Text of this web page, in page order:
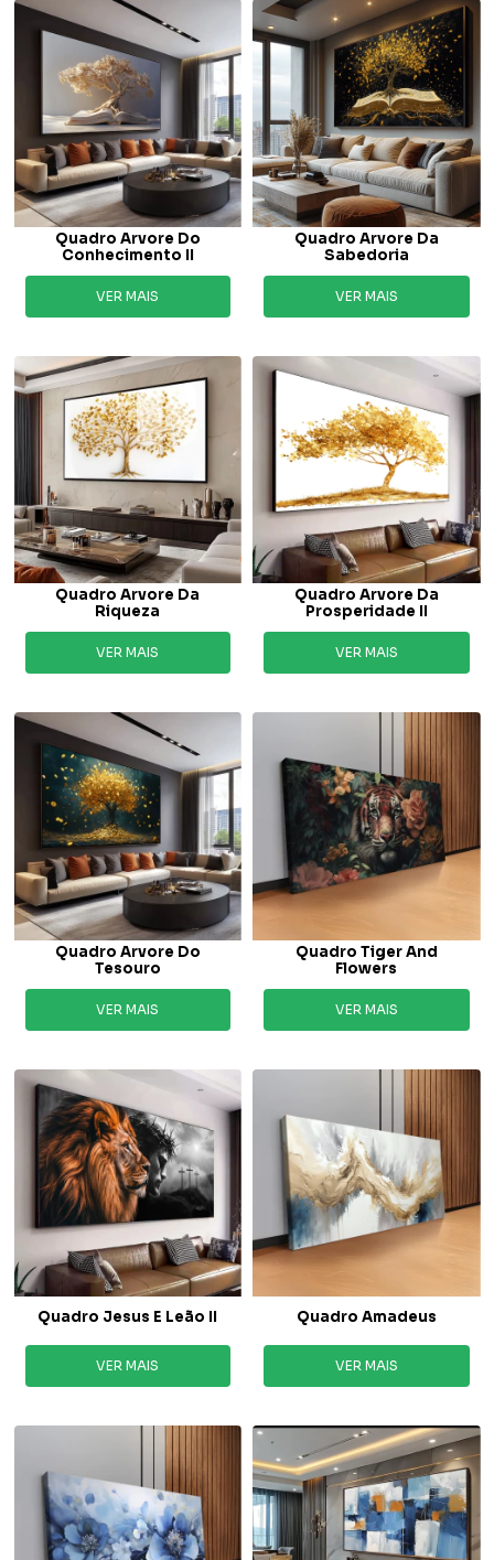
Quadro Arvore Do
Conhecimento II
VER MAIS
Quadro Arvore Da
Sabedoria
VER MAIS
Quadro Arvore Da
Riqueza
VER MAIS
Quadro Arvore Da
Prosperidade II
VER MAIS
Quadro Arvore Do
Tesouro
VER MAIS
Quadro Tiger And
Flowers
VER MAIS
Quadro Jesus E Leão II
VER MAIS
Quadro Amadeus
VER MAIS